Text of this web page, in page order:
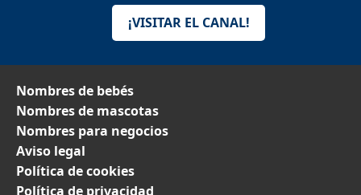
¡VISITAR EL CANAL!
Nombres de bebés
Nombres de mascotas
Nombres para negocios
Aviso legal
Política de cookies
Política de privacidad